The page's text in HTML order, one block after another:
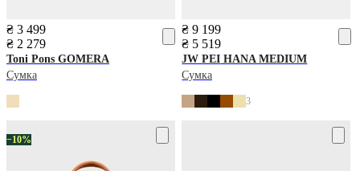
₴ 3 499
₴ 2 279
Toni Pons GOMERA
Сумка
₴ 9 199
₴ 5 519
JW PEI HANA MEDIUM
Сумка
3
−10%